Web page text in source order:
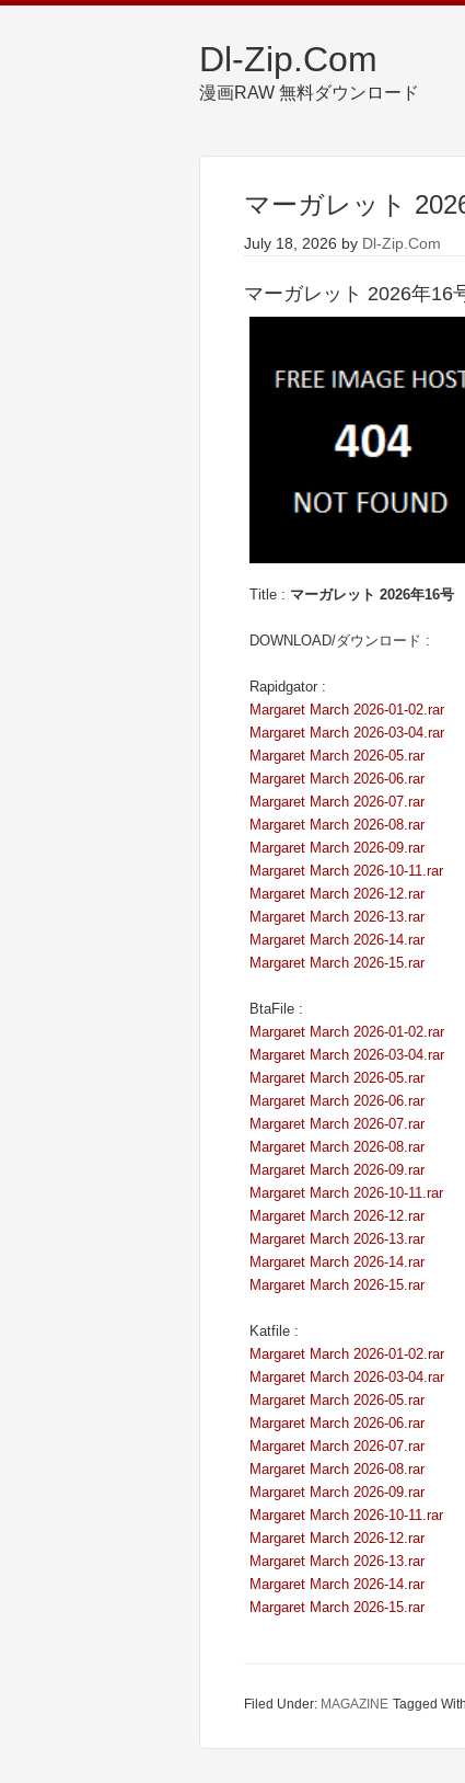
Dl-Zip.Com
漫画RAW 無料ダウンロード
マーガレット
July 18, 2026 by Dl-Zip.Com
マーガレット 2026年16
Title : マーガレット 2026年16号
DOWNLOAD/ダウンロード :
Rapidgator :
Margaret March 2026-01-02.rar
Margaret March 2026-03-04.rar
Margaret March 2026-05.rar
Margaret March 2026-06.rar
Margaret March 2026-07.rar
Margaret March 2026-08.rar
Margaret March 2026-09.rar
Margaret March 2026-10-11.rar
Margaret March 2026-12.rar
Margaret March 2026-13.rar
Margaret March 2026-14.rar
Margaret March 2026-15.rar
BtaFile :
Margaret March 2026-01-02.rar
Margaret March 2026-03-04.rar
Margaret March 2026-05.rar
Margaret March 2026-06.rar
Margaret March 2026-07.rar
Margaret March 2026-08.rar
Margaret March 2026-09.rar
Margaret March 2026-10-11.rar
Margaret March 2026-12.rar
Margaret March 2026-13.rar
Margaret March 2026-14.rar
Margaret March 2026-15.rar
Katfile :
Margaret March 2026-01-02.rar
Margaret March 2026-03-04.rar
Margaret March 2026-05.rar
Margaret March 2026-06.rar
Margaret March 2026-07.rar
Margaret March 2026-08.rar
Margaret March 2026-09.rar
Margaret March 2026-10-11.rar
Margaret March 2026-12.rar
Margaret March 2026-13.rar
Margaret March 2026-14.rar
Margaret March 2026-15.rar
Filed Under: MAGAZINE Tagged